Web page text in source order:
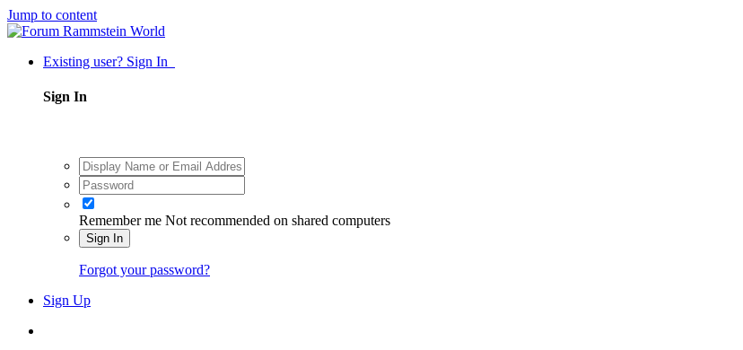
Jump to content
Existing user? Sign In
Sign In
Remember me Not recommended on shared computers
Sign In
Forgot your password?
Sign Up